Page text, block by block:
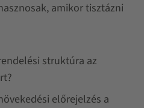
amikor tisztázni
struktúra az
előrejelzés a